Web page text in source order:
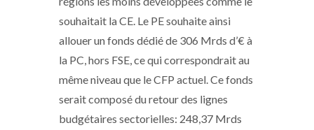
souhaitait la CE. Le PE souhaite ainsi
allouer un fonds dédié de 306 Mrds d’€ à
la PC, hors FSE, ce qui correspondrait au
même niveau que le CFP actuel. Ce fonds
serait composé du retour des lignes
budgétaires sectorielles: 248,37 Mrds